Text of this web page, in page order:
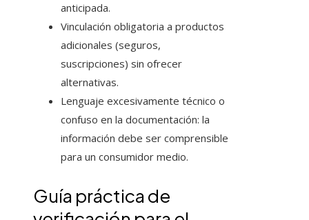
anticipada.
Vinculación obligatoria a productos
adicionales (seguros,
suscripciones) sin ofrecer
alternativas.
Lenguaje excesivamente técnico o
confuso en la documentación: la
información debe ser comprensible
para un consumidor medio.
Guía práctica de